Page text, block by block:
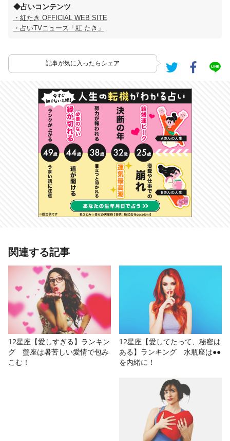
◆占いコンテンツ
・紅たき OFFICIAL WEB SITE
・占いTVニュース「紅 たき」
記事が気に入ったらシェア
あわせて読みたい記事
12星座【恋愛不器用】ランキング
乙女座は奥手過ぎて何十年も片思い
のまま!?
# 12星座ランキング # おもしろ # 紅たき
# 星座占い/星占い # 浮気/不倫
関連する記事
12星座【愛しすぎる】ランキン
グ 蟹座は暑苦しい愛情で包み
こむ！
12星座【愛してたって、秘密は
ある】ランキング 水瓶座は●●
を内緒に！